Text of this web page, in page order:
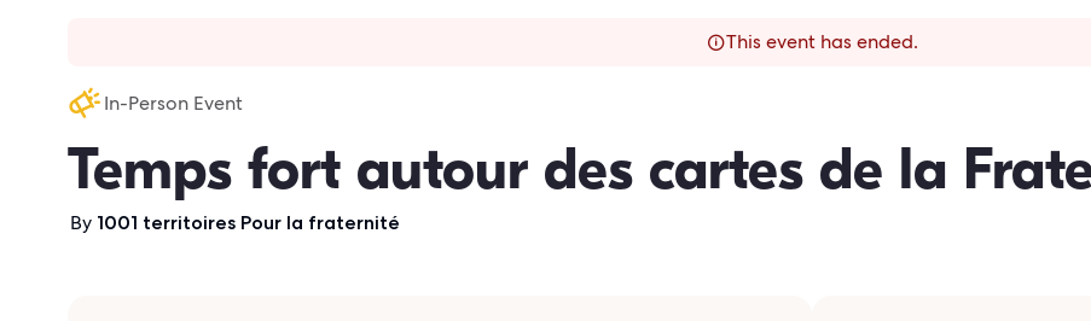
This event has ended.
In-Person Event
Temps fort autour des cartes de la
By 1001 territoires Pour la fraternité